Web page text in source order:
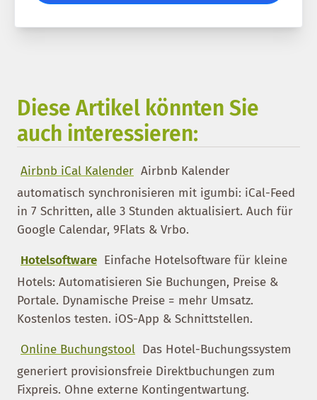
Diese Artikel könnten Sie
auch interessieren:
Airbnb iCal Kalender Airbnb Kalender
automatisch synchronisieren mit igumbi: iCal-Feed
in 7 Schritten, alle 3 Stunden aktualisiert. Auch für
Google Calendar, 9Flats & Vrbo.
Hotelsoftware Einfache Hotelsoftware für kleine
Hotels: Automatisieren Sie Buchungen, Preise &
Portale. Dynamische Preise = mehr Umsatz.
Kostenlos testen. iOS-App & Schnittstellen.
Online Buchungstool Das Hotel-Buchungssystem
generiert provisionsfreie Direktbuchungen zum
Fixpreis. Ohne externe Kontingentwartung.